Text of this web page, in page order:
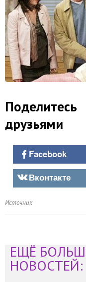
друзьями
Facebook
Вконтакте
Источник
ЕЩЁ
НОВОСТЕЙ: